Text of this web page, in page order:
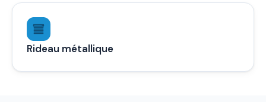
Rideau métallique